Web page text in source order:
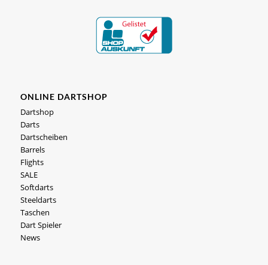
ONLINE DARTSHOP
Dartshop
Darts
Dartscheiben
Barrels
Flights
SALE
Softdarts
Steeldarts
Taschen
Dart Spieler
News